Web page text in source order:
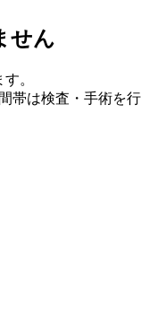
せん
。
帯は検査・手術を